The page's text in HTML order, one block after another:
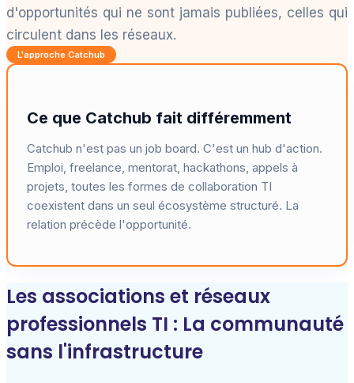
d'opportunités qui ne sont jamais publiées, celles qui
circulent dans les réseaux.
L'approche Catchub
Ce que Catchub fait différemment
Catchub n'est pas un job board. C'est un hub d'action.
Emploi, freelance, mentorat, hackathons, appels à
projets, toutes les formes de collaboration TI
coexistent dans un seul écosystème structuré. La
relation précède l'opportunité.
Les associations et réseaux
professionnels TI : La communauté
sans l'infrastructure